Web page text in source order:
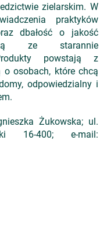
zielarskim. W
praktyków
dbałość o jakość
ze starannie
powstają z
osobach, które chcą
odpowiedzialny i
Żukowska; ul.
16-400; e-mail: